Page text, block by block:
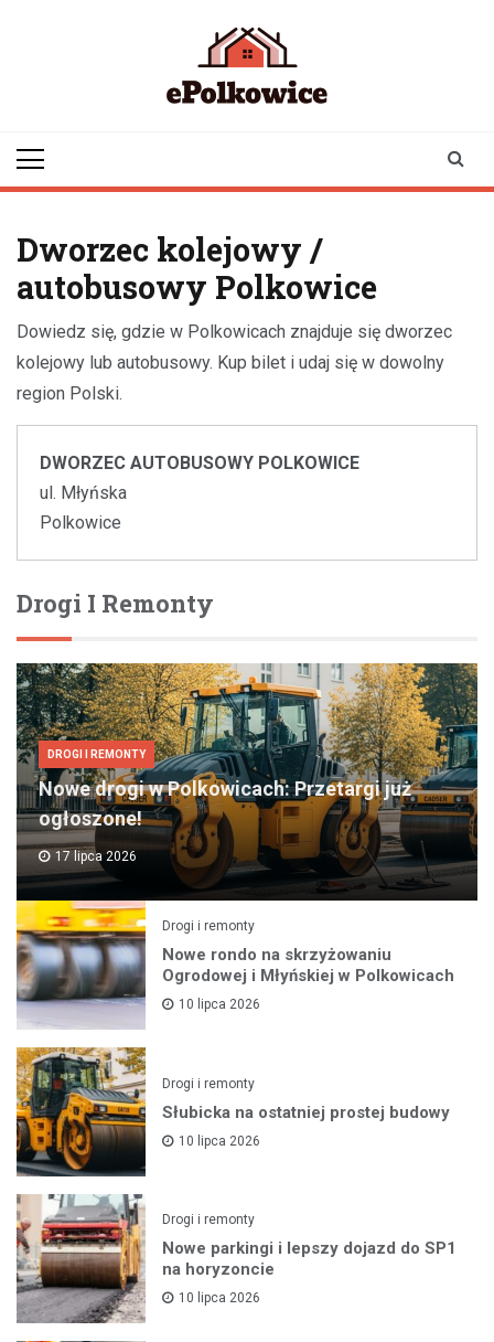
Dworzec kolejowy /
autobusowy Polkowice
Dowiedz się, gdzie w Polkowicach znajduje się dworzec
kolejowy lub autobusowy. Kup bilet i udaj się w dowolny
region Polski.
DWORZEC AUTOBUSOWY POLKOWICE
ul. Młyńska
Polkowice
Drogi I Remonty
DROGI I REMONTY
Nowe drogi w Polkowicach: Przetargi już
ogłoszone!
17 lipca 2026
Drogi i remonty
Nowe rondo na skrzyżowaniu
Ogrodowej i Młyńskiej w Polkowicach
10 lipca 2026
Drogi i remonty
Słubicka na ostatniej prostej budowy
10 lipca 2026
Drogi i remonty
Nowe parkingi i lepszy dojazd do SP1
na horyzoncie
10 lipca 2026